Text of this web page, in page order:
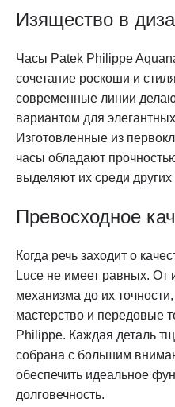
Изящество в
Часы Patek Philippe
сочетание роскоши и
современные линии
вариантом для
Изготовленные из
часы обладают
выделяют их среди
Превосходное
Когда речь заходит о
Luce не имеет равных. От
механизма до их
мастерство и передовые
Philippe. Каждая деталь
собрана с большим
обеспечить идеальное
долговечность.